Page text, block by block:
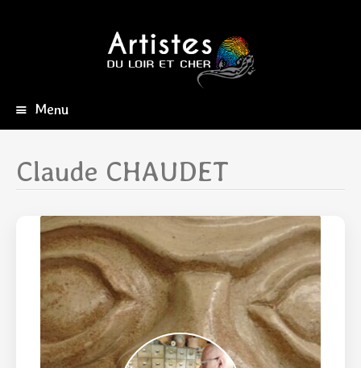
Menu
principal
Claude CHAUDET